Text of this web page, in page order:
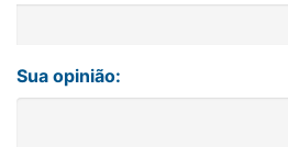
Sua opinião: